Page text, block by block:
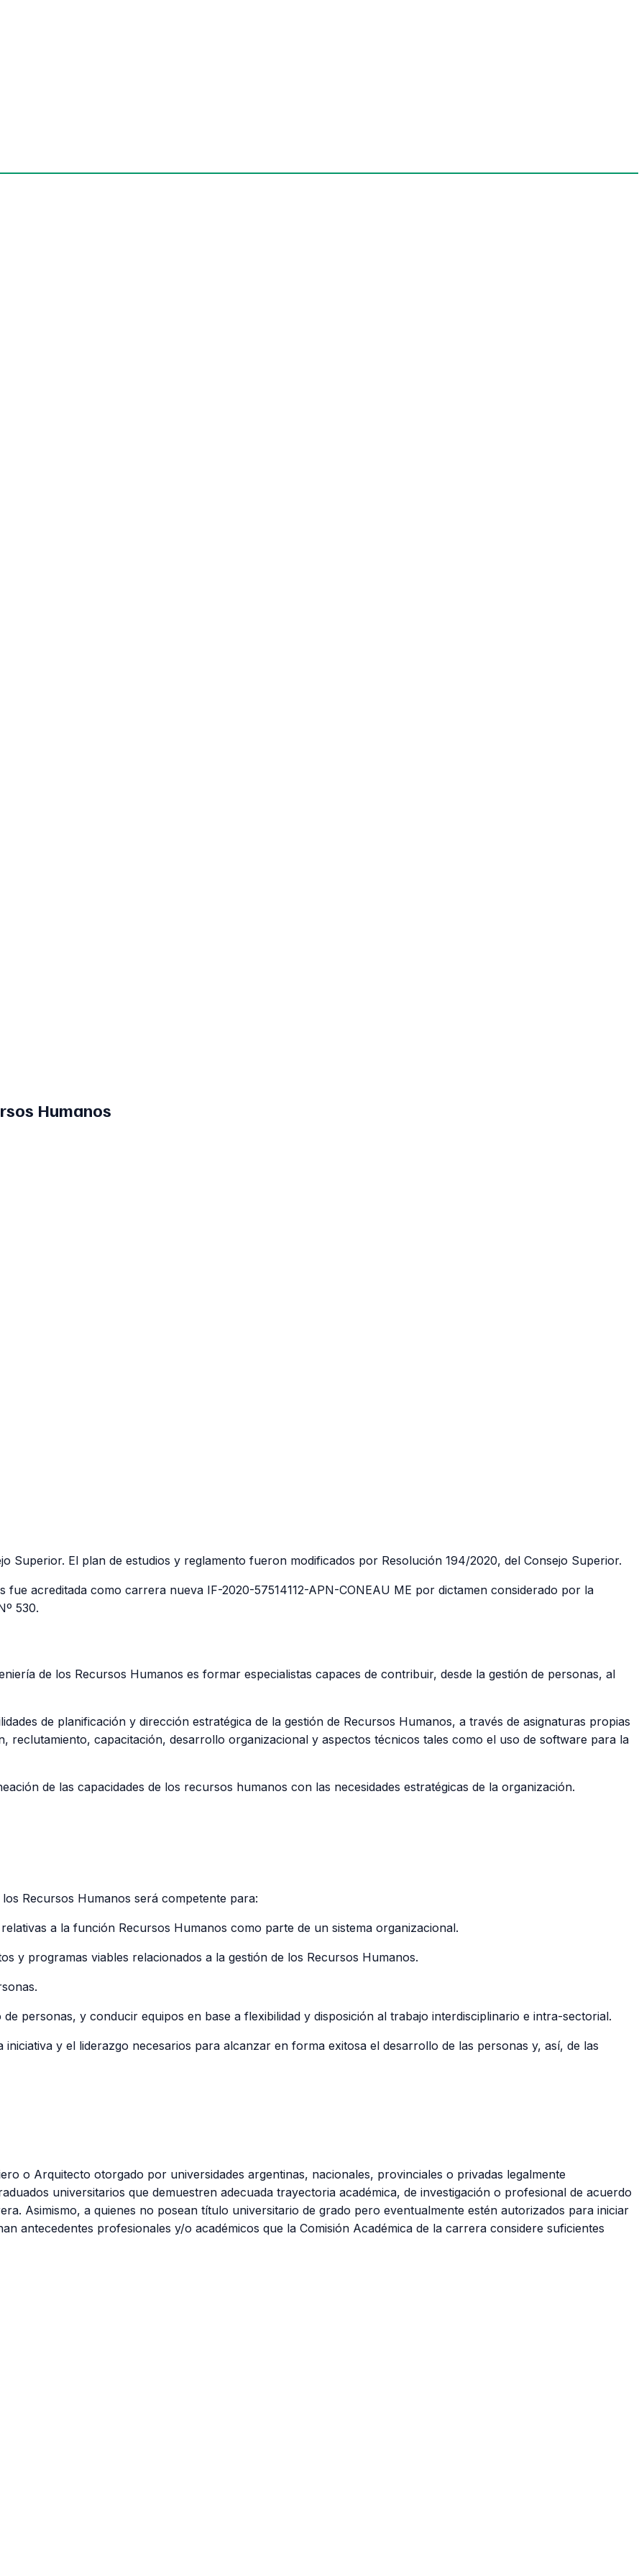
Humanos
Superior. El plan de estudios y reglamento fueron modificados por Resolución 194/2020, del Consejo Superior.
fue acreditada como carrera nueva IF-2020-57514112-APN-CONEAU ME por dictamen considerado por la
530.
de los Recursos Humanos es formar especialistas capaces de contribuir, desde la gestión de personas, al
de planificación y dirección estratégica de la gestión de Recursos Humanos, a través de asignaturas propias
reclutamiento, capacitación, desarrollo organizacional y aspectos técnicos tales como el uso de software para la
de las capacidades de los recursos humanos con las necesidades estratégicas de la organización.
Recursos Humanos será competente para:
a la función Recursos Humanos como parte de un sistema organizacional.
y programas viables relacionados a la gestión de los Recursos Humanos.
personas, y conducir equipos en base a flexibilidad y disposición al trabajo interdisciplinario e intra-sectorial.
y el liderazgo necesarios para alcanzar en forma exitosa el desarrollo de las personas y, así, de las
o Arquitecto otorgado por universidades argentinas, nacionales, provinciales o privadas legalmente
universitarios que demuestren adecuada trayectoria académica, de investigación o profesional de acuerdo
Asimismo, a quienes no posean título universitario de grado pero eventualmente estén autorizados para iniciar
antecedentes profesionales y/o académicos que la Comisión Académica de la carrera considere suficientes